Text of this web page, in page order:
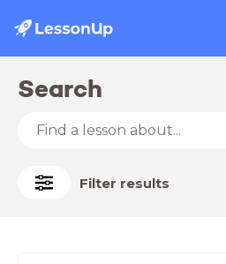
Search
Filter results